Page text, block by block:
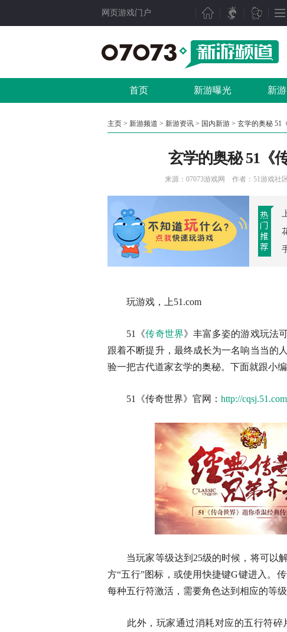
网页游戏门户
新游聚焦
新游点评
新游曝光
产业动态
行业动态
07073视点
厂商频道
产业专题
首页 新游曝光 新
主页 > 新游频道 > 新游资讯 > 国内新游 > 玄学的奥秘 51
玄学的奥秘 51《
来源： 07073游戏网 作者：51游戏社
玩游戏，上51.com
51《传奇世界》丰富多姿的游戏玩法
跟着不断提升，最终成长为一名响当当的
验一把古代道家玄学的奥秘。下面就跟小
51《传奇世界》官网： http://
当玩家等级达到25级的时候，将可以解
方“五行”图标，或使用快捷键G键进入。
每种五行符激活，需要角色达到相应的等级
此外，玩家通过消耗对应的五行符碎